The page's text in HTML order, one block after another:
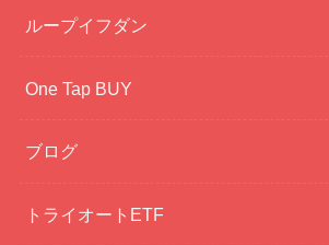
ループイフダン
One Tap BUY
ブログ
トライオートETF